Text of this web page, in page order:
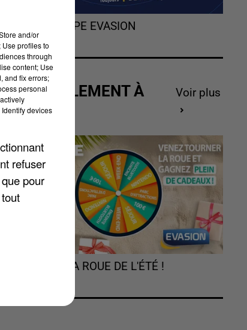
L'HOROSCOPE EVASION
ACTUELLEMENT À
GAGNER
Voir plus
TOURNEZ LA ROUE DE L'ÉTÉ !
and/or
profiles to
through
content; Use
and fix errors;
personal
devices
refuser
pour